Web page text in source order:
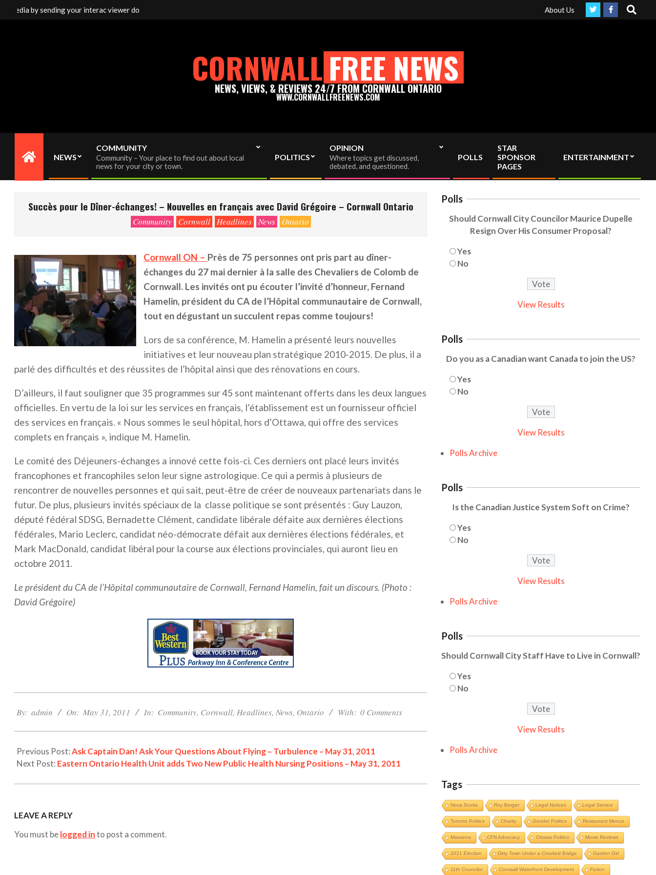
by sending your interac viewer donation to info@cornwallfreenews.com - Thank you for your support! Please support truly Independent media by sending your interac viewer donation
About Us Search
CORNWALLFREE NEWS
NEWS, VIEWS, & REVIEWS 24/7 FROM CORNWALL ONTARIO
WWW.CORNWALLFREENEWS.COM
Primary
NEWS
COMMUNITY
Community – Your place to find out about local
news for your city or town.
POLITICS
OPINION
Where topics get discussed,
debated, and questioned.
POLLS
STAR
SPONSOR
PAGES
ENTERTAINMENT
Succès pour le Dîner-échanges! – Nouvelles en français avec David Grégoire – Cornwall Ontario
Community Cornwall Headlines News Ontario
Cornwall ON – Près de 75 personnes ont pris part au dîner-
échanges du 27 mai dernier à la salle des Chevaliers de Colomb de
Cornwall. Les invités ont pu écouter l’invité d’honneur, Fernand
Hamelin, président du CA de l’Hôpital communautaire de Cornwall,
tout en dégustant un succulent repas comme toujours!
Lors de sa conférence, M. Hamelin a présenté leurs nouvelles
initiatives et leur nouveau plan stratégique 2010-2015. De plus, il a
parlé des difficultés et des réussites de l’hôpital ainsi que des rénovations en cours.
D’ailleurs, il faut souligner que 35 programmes sur 45 sont maintenant offerts dans les deux langues
officielles. En vertu de la loi sur les services en français, l’établissement est un fournisseur officiel
des services en français. « Nous sommes le seul hôpital, hors d’Ottawa, qui offre des services
complets en français », indique M. Hamelin.
Le comité des Déjeuners-échanges a innové cette fois-ci. Ces derniers ont placé leurs invités
francophones et francophiles selon leur signe astrologique. Ce qui a permis à plusieurs de
rencontrer de nouvelles personnes et qui sait, peut-être de créer de nouveaux partenariats dans le
futur. De plus, plusieurs invités spéciaux de la classe politique se sont présentés : Guy Lauzon,
député fédéral SDSG, Bernadette Clément, candidate libérale défaite aux dernières élections
fédérales, Mario Leclerc, candidat néo-démocrate défait aux dernières élections fédérales, et
Mark MacDonald, candidat libéral pour la course aux élections provinciales, qui auront lieu en
octobre 2011.
Le président du CA de l’Hôpital communautaire de Cornwall, Fernand Hamelin, fait un discours. (Photo :
David Grégoire)
05-
By: admin On: May 31, 2011 In: Community, Cornwall, Headlines, News, Ontario With: 0 Comments
Previous Post:Ask Captain Dan! Ask Your Questions About Flying – Turbulence – May 31, 2011
Next Post: Eastern Ontario Health Unit adds Two New Public Health Nursing Positions – May 31, 2011
LEAVE A REPLY
You must belogged into post a comment.
Polls
Should Cornwall City Councilor Maurice Dupelle
Resign Over His Consumer Proposal?
Yes
No
View Results
Polls
Do you as a Canadian want Canada to join the US?
Yes
No
View Results
Polls Archive
Polls
Is the Canadian Justice System Soft on Crime?
Yes
No
View Results
Polls Archive
Polls
Should Cornwall City Staff Have to Live in Cornwall?
Yes
No
View Results
Polls Archive
Tags
Nova Scotia Roy Berger Legal Notices Legal Service
Toronto Politics Charity Gender Politics Restaurant Menus
Massena CFN Advocacy Ottawa Politics Movie Reviews
2021 Election Dirty Town Under a Crooked Bridge Garden Girl
11th Councilor Cornwall Waterfront Development Fiction
Cornwall Area Paralegal
James Moak Wins 2025
Carleton County Law